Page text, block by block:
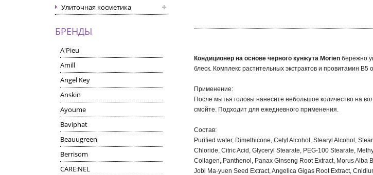
Улиточная косметика
БРЕНДЫ
A'Pieu
Amill
Angel Key
Anskin
Ayoume
Baviphat
Beauugreen
Berrisom
CARE:NEL
Кондиционер на основе черного кунжута Morien бережно
блеск. Комплекс растительных экстрактов и провитамин
Применение:
После мытья головы нанесите небольшое количество на
смойте. Подходит для ежедневного применения.
Состав:
Purified water, Dimethicone, Cetyl Alcohol, Stearyl Alcohol,
Chloride, Citric Acid, Glyceryl Stearate, PEG-100 Stearate,
Collagen, Panthenol, Panax Ginseng Root Extract, Morus
Jobi Ma-yuen Seed Extract, Angelica Gigas Root Extract,